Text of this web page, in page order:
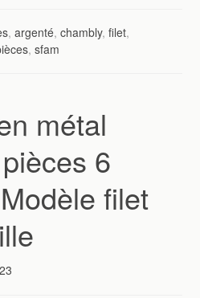
,argenté,chambly,filet,
,sfam
métal
6
filet